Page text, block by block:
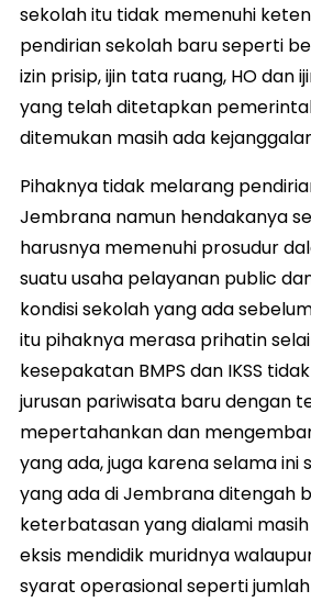
sekolah itu tidak memenuhi
pendirian sekolah baru seperti
izin prisip, ijin tata ruang, HO dan
yang telah ditetapkan
ditemukan masih ada
Pihaknya tidak melarang
Jembrana namun hendakanya
harusnya memenuhi prosudur
suatu usaha pelayanan public
kondisi sekolah yang ada
itu pihaknya merasa prihatin
kesepakatan BMPS dan IKSS
jurusan pariwisata baru dengan
mepertahankan dan
yang ada, juga karena selama ini
yang ada di Jembrana ditengah
keterbatasan yang dialami
eksis mendidik muridnya
syarat operasional seperti